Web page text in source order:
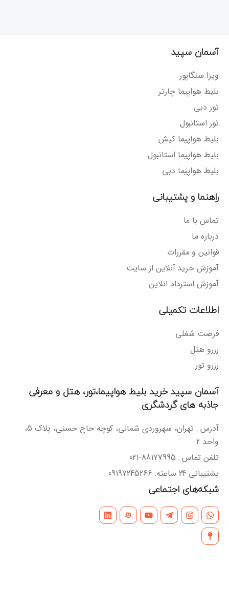
آسمان سپید
ویزا سنگاپور
بلیط هواپیما چارتر
تور دبی
تور استانبول
بلیط هواپیما کیش
بلیط هواپیما استانبول
بلیط هواپیما دبی
راهنما و پشتیبانی
تماس با ما
درباره ما
قوانین و مقررات
آموزش خرید آنلاین از سایت
آموزش استرداد انلاین
اطلاعات تکمیلی
فرصت شغلی
رزرو هتل
رزرو تور
آسمان سپید خرید بلیط هواپیما،تور، هتل و معرفی
جاذبه های گردشگری
آدرس : تهران، سهروردی شمالی، کوچه حاج حسنی، پلاک 5،
واحد 2
تلفن تماس : 88177995-021
پشتیبانی 24 ساعته: 09197245266
شبکه‌های اجتماعی